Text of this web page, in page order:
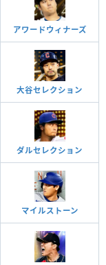
アワードウィナーズ
大谷セレクション
ダルセレクション
マイルストーン